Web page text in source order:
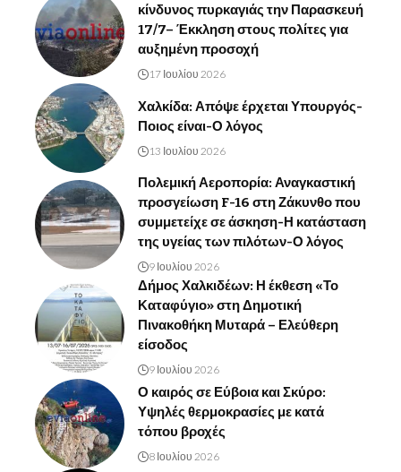
κίνδυνος πυρκαγιάς την Παρασκευή
17/7– Έκκληση στους πολίτες για
αυξημένη προσοχή
17 Ιουλίου 2026
Χαλκίδα: Απόψε έρχεται Υπουργός-
Ποιος είναι-Ο λόγος
13 Ιουλίου 2026
Πολεμική Αεροπορία: Αναγκαστική
προσγείωση F-16 στη Ζάκυνθο που
συμμετείχε σε άσκηση-Η κατάσταση
της υγείας των πιλότων-Ο λόγος
9 Ιουλίου 2026
Δήμος Χαλκιδέων: Η έκθεση «Το
Καταφύγιο» στη Δημοτική
Πινακοθήκη Μυταρά – Ελεύθερη
είσοδος
9 Ιουλίου 2026
Ο καιρός σε Εύβοια και Σκύρο:
Υψηλές θερμοκρασίες με κατά
τόπου βροχές
8 Ιουλίου 2026